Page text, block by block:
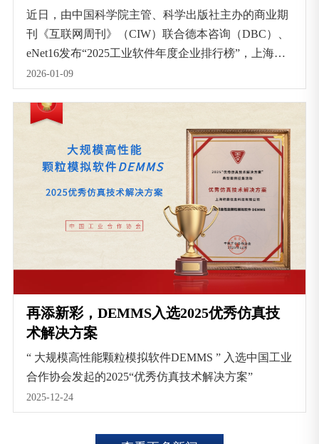
近日，由中国科学院主管、科学出版社主办的商业期
刊《互联网周刊》（CIW）联合德本咨询（DBC）、
eNet16发布“2025工业软件年度企业排行榜”，上海积
鼎信息科技有限公司成功入选。
2026-01-09
再添新彩，DEMMS入选2025优秀仿真技
术解决方案
“ 大规模高性能颗粒模拟软件DEMMS ” 入选中国工业
合作协会发起的2025“优秀仿真技术解决方案”
2025-12-24